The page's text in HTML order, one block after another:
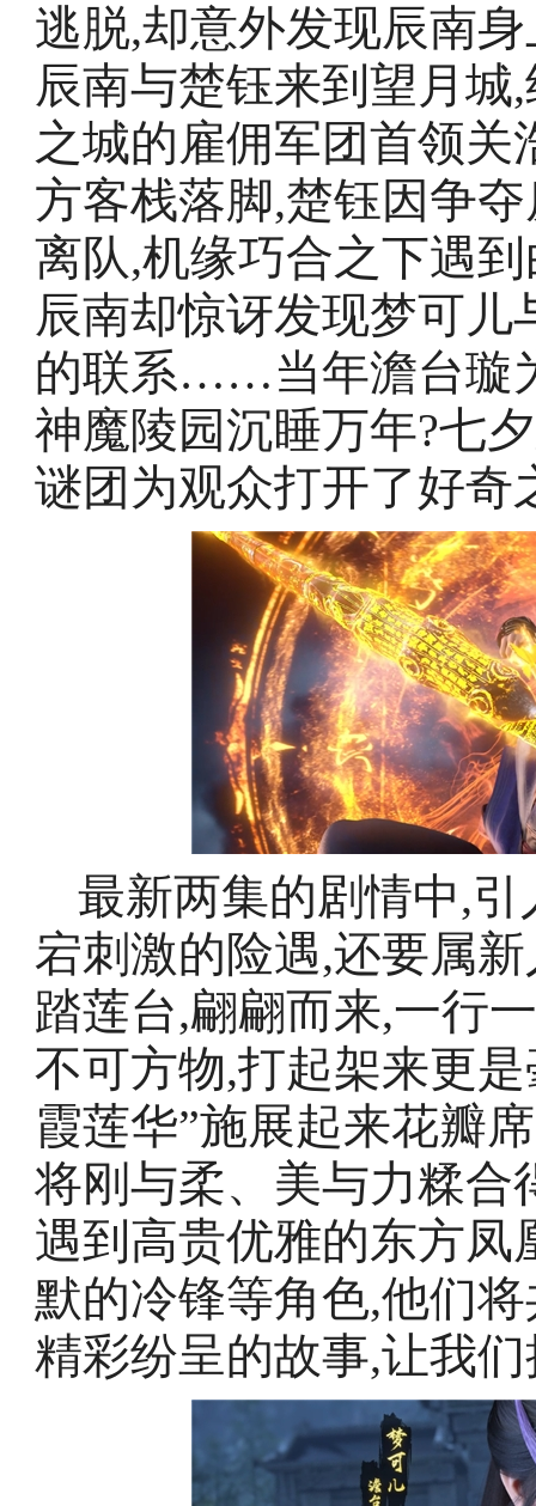
逃脱,却意外发现辰南
辰南与楚钰来到望月
之城的雇佣军团首领
方客栈落脚,楚钰因争
离队,机缘巧合之下遇
辰南却惊讶发现梦可
的联系……当年澹台璇
神魔陵园沉睡万年?七
谜团为观众打开了好奇
最新两集的剧情中,
宕刺激的险遇,还要属
踏莲台,翩翩而来,一行
不可方物,打起架来更
霞莲华”施展起来花瓣
将刚与柔、美与力糅合
遇到高贵优雅的东方凤
默的冷锋等角色,他们
精彩纷呈的故事,让我